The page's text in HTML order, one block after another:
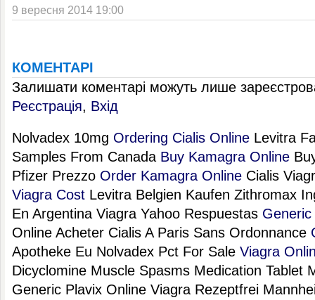
9 вересня 2014 19:00
КОМЕНТАРІ
Залишати коментарі можуть лише
Реєстрація, Вхід
Nolvadex 10mg Ordering Cialis Online Levitra
Samples From Canada Buy Kamagra Online
Pfizer Prezzo Order Kamagra Online Cialis
Viagra Cost Levitra Belgien Kaufen Zithromax
En Argentina Viagra Yahoo Respuestas
Online Acheter Cialis A Paris Sans Ordonnance
Apotheke Eu Nolvadex Pct For Sale Viagra
Dicyclomine Muscle Spasms Medication Tablet
Generic Plavix Online Viagra Rezeptfrei